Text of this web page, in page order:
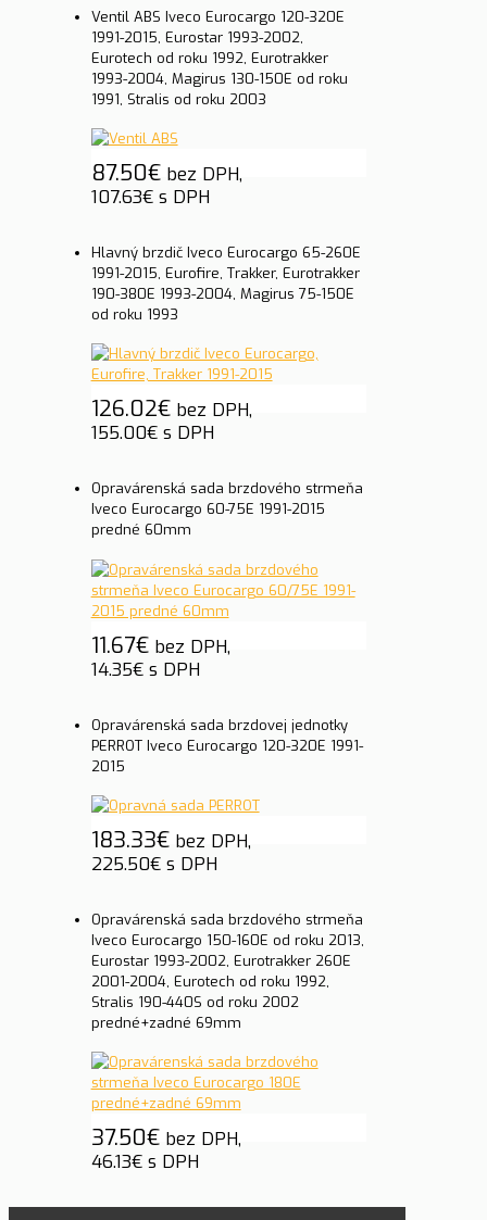
Ventil ABS Iveco Eurocargo 120-320E
1991-2015, Eurostar 1993-2002,
Eurotech od roku 1992, Eurotrakker
1993-2004, Magirus 130-150E od roku
1991, Stralis od roku 2003
87.50€ bez DPH,
107.63€s DPH
Hlavný brzdič Iveco Eurocargo 65-260E
1991-2015, Eurofire, Trakker, Eurotrakker
190-380E 1993-2004, Magirus 75-150E
od roku 1993
126.02€ bez DPH,
155.00€s DPH
Opravárenská sada brzdového strmeňa
Iveco Eurocargo 60-75E 1991-2015
predné 60mm
11.67€ bez DPH,
14.35€s DPH
Opravárenská sada brzdovej jednotky
PERROT Iveco Eurocargo 120-320E 1991-
2015
183.33€ bez DPH,
225.50€s DPH
Opravárenská sada brzdového strmeňa
Iveco Eurocargo 150-160E od roku 2013,
Eurostar 1993-2002, Eurotrakker 260E
2001-2004, Eurotech od roku 1992,
Stralis 190-440S od roku 2002
predné+zadné 69mm
37.50€ bez DPH,
46.13€s DPH